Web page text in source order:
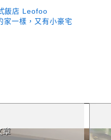
飯店 Leofoo
一樣，又有小豪宅
章